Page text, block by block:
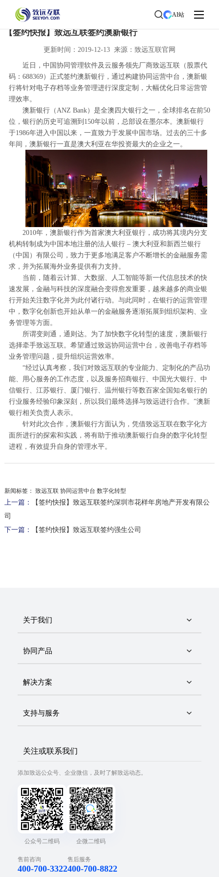
AI站
首页>了解致远>新闻中心
【签约快报】致远互联签约澳新银行
更新时间：2019-12-13 来源：致远互联官网
近日，中国协同管理软件及云服务领先厂商致远互联（股票代
码：688369）正式签约澳新银行，通过构建协同运营中台，澳新银
行将针对电子存档等业务管理进行深度定制，大幅优化日常运营管
理效率。
澳新银行（ANZ Bank）是全澳四大银行之一，全球排名在前50
位，银行的历史可追溯到150年以前，总部设在墨尔本。澳新银行
于1986年进入中国以来，一直致力于发展中国市场。过去的三十多
年间，澳新银行一直是澳大利亚在华投资最大的企业之一。
2010年，澳新银行作为首家澳大利亚银行，成功将其境内分支
机构转制成为中国本地注册的法人银行 – 澳大利亚和新西兰银行
（中国）有限公司，致力于更多地满足客户不断增长的金融服务需
求，并为拓展海外业务提供有力支持。
当前，随着云计算、大数据、人工智能等新一代信息技术的快
速发展，金融与科技的深度融合变得愈发重要，越来越多的商业银
行开始关注数字化并为此付诸行动。与此同时，在银行的运营管理
中，数字化创新也开始从单一的金融服务逐渐拓展到组织架构、业
务管理等方面。
所谓变则通，通则达。为了加快数字化转型的速度，澳新银行
选择牵手致远互联。希望通过致远协同运营中台，改善电子存档等
业务管理问题，提升组织运营效率。
“经过认真考察，我们对致远互联的专业能力、定制化的产品功
能、用心服务的工作态度，以及服务招商银行、中国光大银行、中
信银行、江苏银行、厦门银行、温州银行等数百家全国知名银行的
行业服务经验印象深刻，所以我们最终选择与致远进行合作。”澳新
银行相关负责人表示。
针对此次合作，澳新银行方面认为，凭借致远互联在数字化方
面所进行的探索和实践，将有助于推动澳新银行自身的数字化转型
进程，有效提升自身的管理水平。
新闻标签： 致远互联 协同运营中台 数字化转型
上一篇：
【签约快报】致远互联签约深圳市花样年房地产开发有限公
司
下一篇：
【签约快报】致远互联签约强生公司
关于我们
协同产品
解决方案
支持与服务
关注或联系我们
添加致远公众号、企业微信，及时了解致远动态。
公众号二维码 企微二维码
售前咨询
400-700-3322
售后服务
400-700-8822